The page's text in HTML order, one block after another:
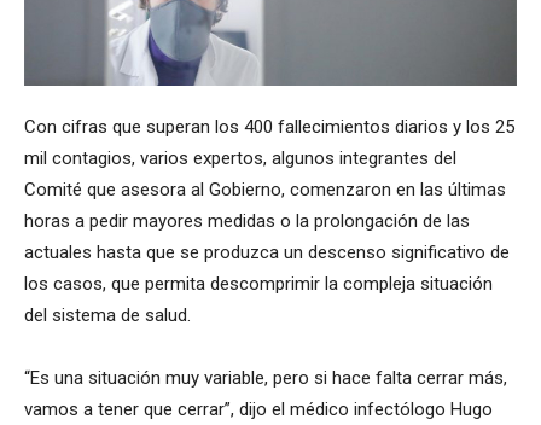
Con cifras que superan los 400 fallecimientos diarios y los 25
mil contagios, varios expertos, algunos integrantes del
Comité que asesora al Gobierno, comenzaron en las últimas
horas a pedir mayores medidas o la prolongación de las
actuales hasta que se produzca un descenso significativo de
los casos, que permita descomprimir la compleja situación
del sistema de salud.
“Es una situación muy variable, pero si hace falta cerrar más,
vamos a tener que cerrar”, dijo el médico infectólogo Hugo